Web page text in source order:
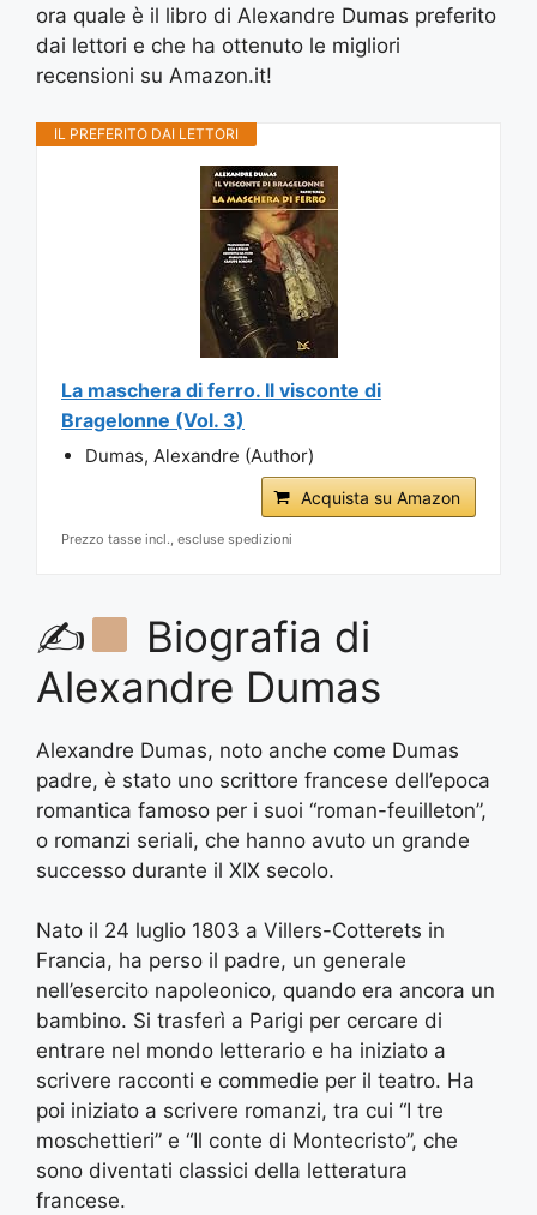
ora quale è il libro di Alexandre Dumas preferito
dai lettori e che ha ottenuto le migliori
recensioni su Amazon.it!
IL PREFERITO DAI LETTORI
La maschera di ferro. Il visconte di
Bragelonne (Vol. 3)
Dumas, Alexandre (Author)
Acquista su Amazon
Prezzo tasse incl., escluse spedizioni
✍
Biografia di
Alexandre Dumas
Alexandre Dumas, noto anche come Dumas
padre, è stato uno scrittore francese dell’epoca
romantica famoso per i suoi “roman-feuilleton”,
o romanzi seriali, che hanno avuto un grande
successo durante il XIX secolo.
Nato il 24 luglio 1803 a Villers-Cotterets in
Francia, ha perso il padre, un generale
nell’esercito napoleonico, quando era ancora un
bambino. Si trasferì a Parigi per cercare di
entrare nel mondo letterario e ha iniziato a
scrivere racconti e commedie per il teatro. Ha
poi iniziato a scrivere romanzi, tra cui “I tre
moschettieri” e “Il conte di Montecristo”, che
sono diventati classici della letteratura
francese.